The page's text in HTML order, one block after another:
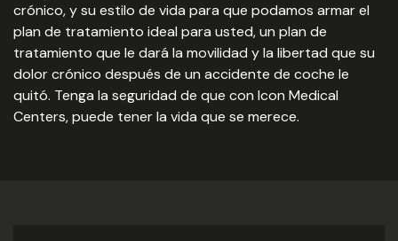
crónico, y su estilo de vida para que podamos armar el
plan de tratamiento ideal para usted, un plan de
tratamiento que le dará la movilidad y la libertad que su
dolor crónico después de un accidente de coche le
quitó. Tenga la seguridad de que con Icon Medical
Centers, puede tener la vida que se merece.